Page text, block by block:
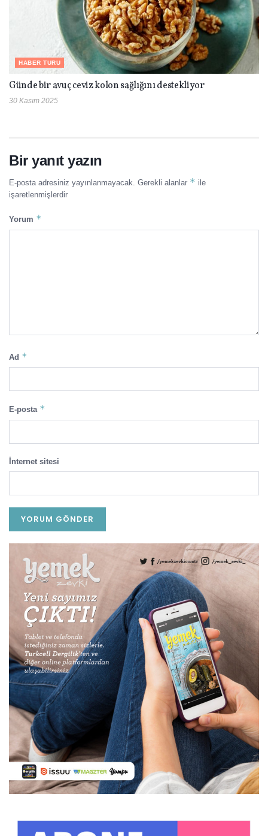
HABER TURU
Günde bir avuç ceviz kolon sağlığını destekliyor
30 Kasım 2025
Bir yanıt yazın
E-posta adresiniz yayınlanmayacak. Gerekli alanlar * ile
işaretlenmişlerdir
Yorum *
Ad *
E-posta *
İnternet sitesi